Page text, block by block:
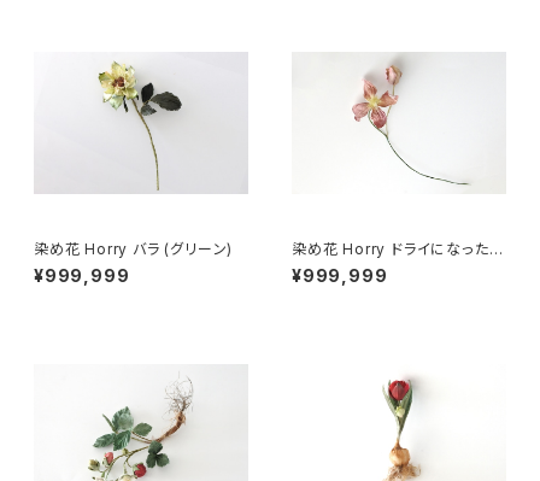
染め花 Horry バラ (グリーン)
¥999,999
染め花 Horry ドライになったク
レマチス
¥999,999